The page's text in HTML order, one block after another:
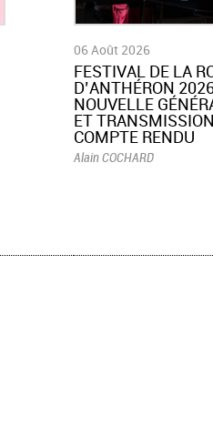
06 Août 2026
​FESTIVAL DE LA
D’ANTHÉRON
NOUVELLE
ET
COMPTE RENDU
Alain COCHARD